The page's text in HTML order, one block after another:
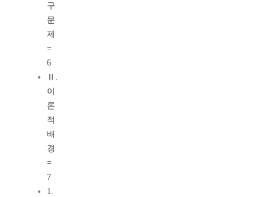
구
문
제
=
6
Ⅱ.
이
론
적
배
경
=
7
1.